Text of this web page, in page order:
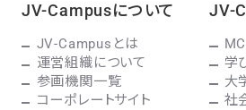
JV-Campusについて
JV-Campusとは
運営組織について
参画機関一覧
コーポレートサイト
JV-
学
大
社